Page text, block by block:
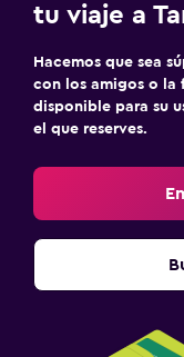
tu viaje a
Hacemos que sea
con los amigos o la
disponible para su
el que reserves.